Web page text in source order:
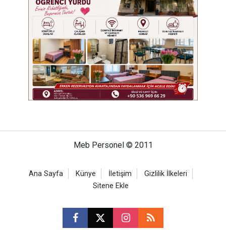
Meb Personel © 2011
Ana Sayfa Künye İletişim
Gizlilik İlkeleri
Sitene Ekle